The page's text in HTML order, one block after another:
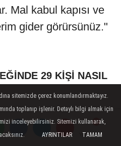
Yorumlar
Yorumlar
Yorumlar
Mal kabul kapısı ve
gider görürsünüz."
29 KİŞİ NASIL
Ahmet
Kaçmaz, "Biz adalet
sitemizde çerez konumlandırmaktayız.
toplanıp işlenir. Detaylı bilgi almak için
inceleyebilirsiniz. Sitemizi kullanarak,
AYRINTILAR TAMAM